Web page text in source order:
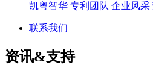
凯粤智华 专利团队 企业风采
联系我们
资讯&支持